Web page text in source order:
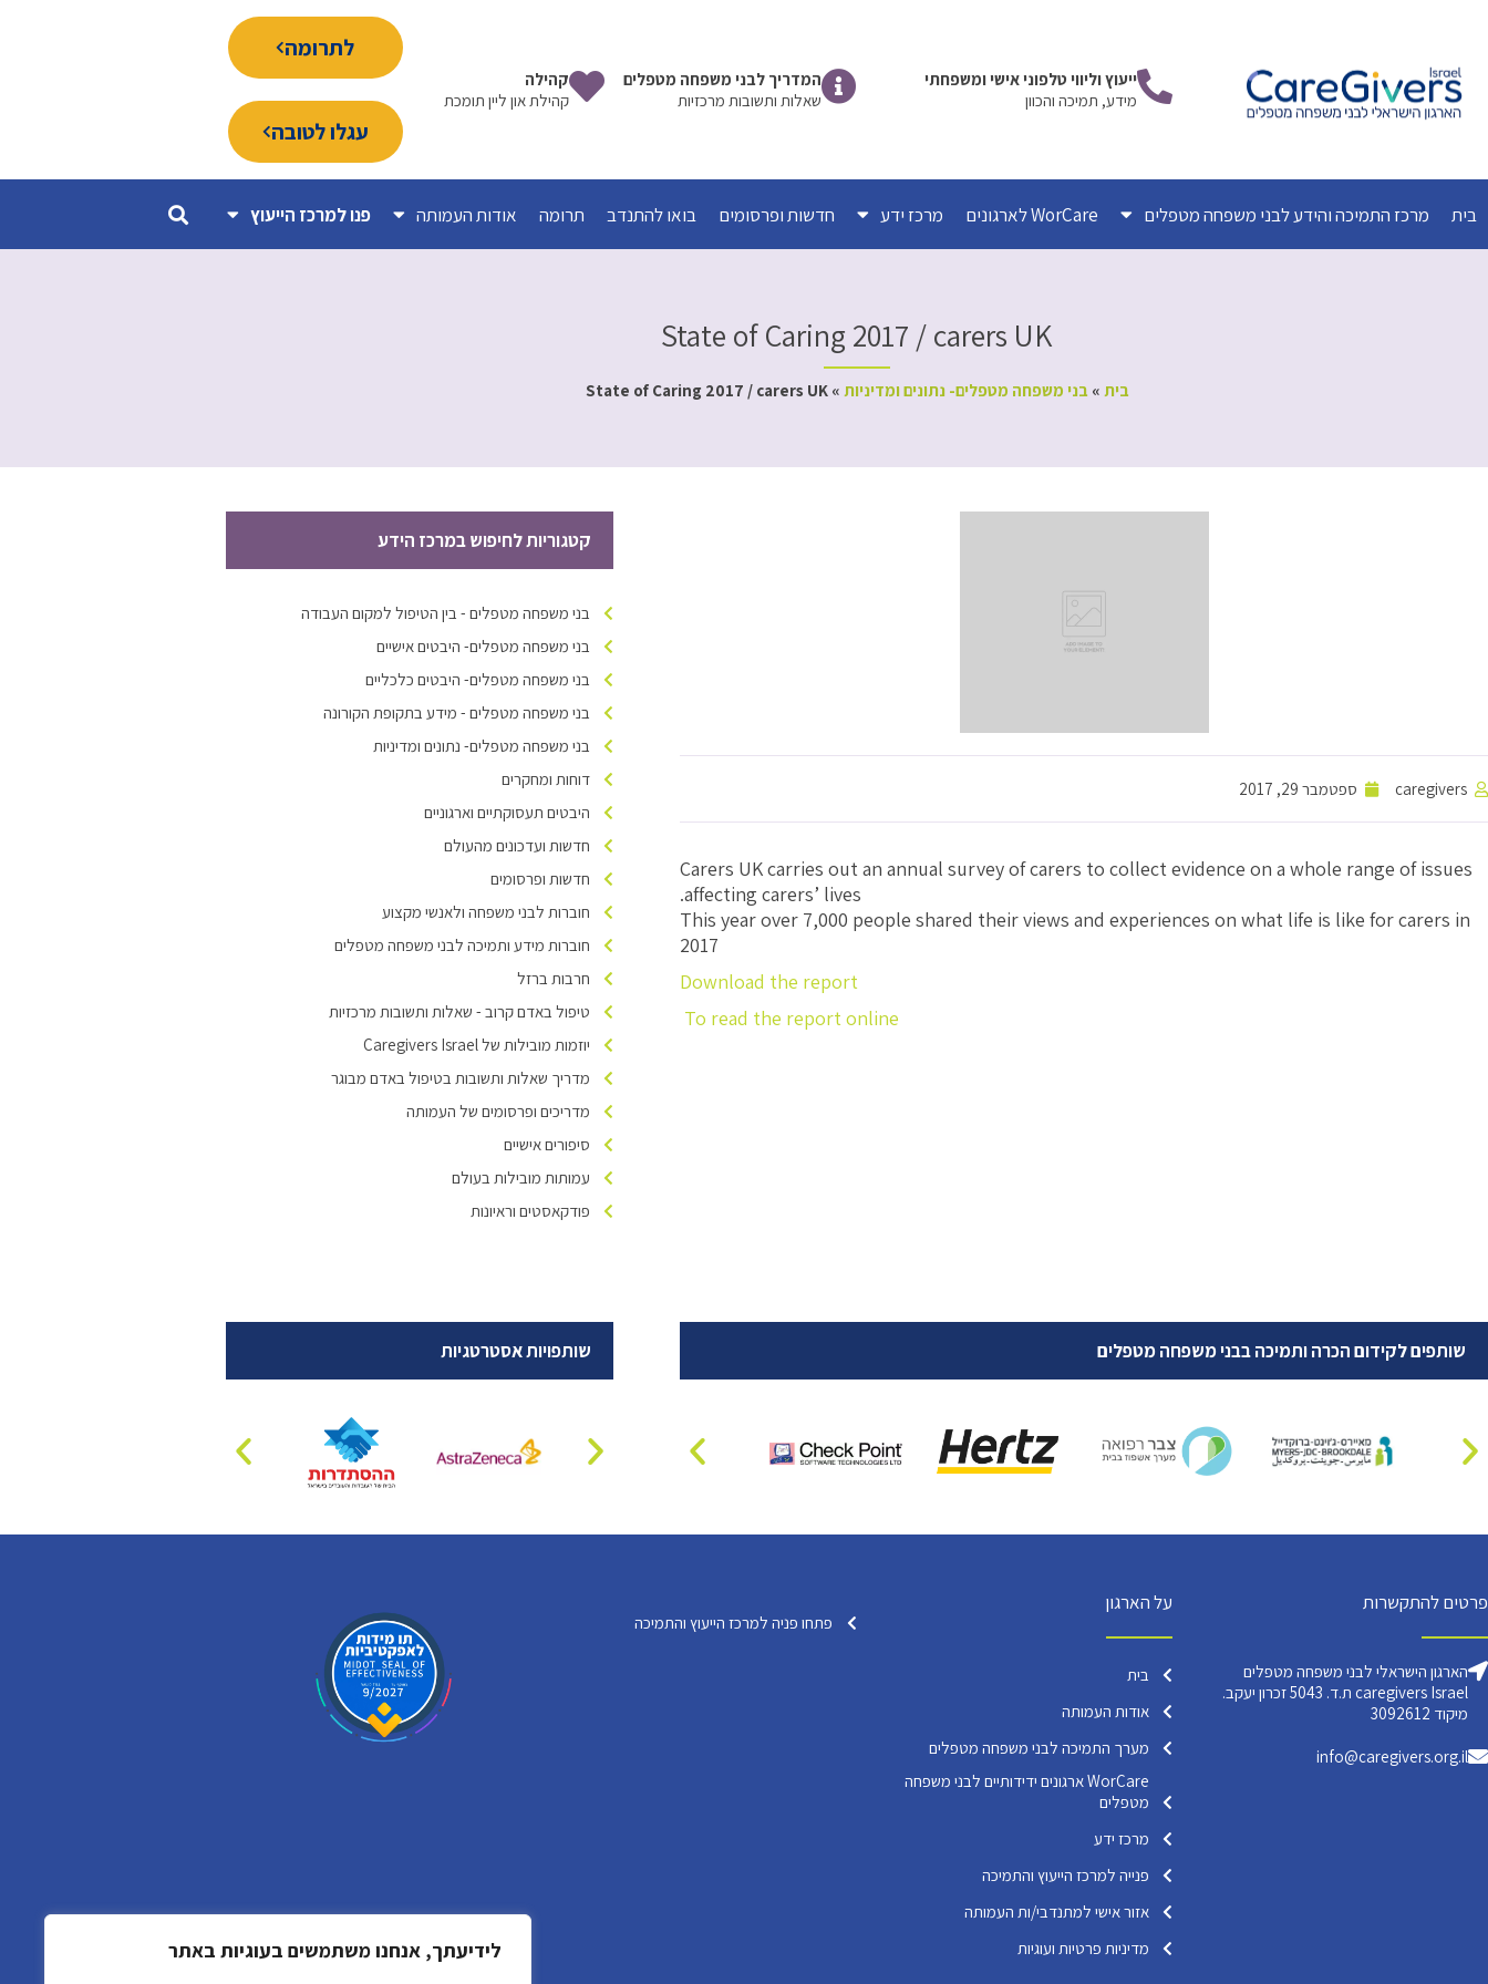
לידיעתך, אנחנו משתמשים בעוגיות באתר
ייעוץ וליווי טלפוני אישי ומשפחתי
מידע, תמיכה והכוון
המדריך לבני משפחה מטפלים
שאלות ותשובות מרכזיות
קהילה
קהילת און ליין תומכת
לתרומה
עגלו לטובה
בית מרכז התמיכה והידע לבני משפחה מטפלים WorCare לארגונים מרכז ידע חדשות ופרסומים בואו להתנדב תרומה אודות העמותה פנו למרכז הייעוץ
State of Caring 2017 / carers UK
בית »בני משפחה מטפלים- נתונים ומדיניות »
State of Caring 2017 / carers UK
caregivers ספטמבר 29, 2017
Carers UK carries out an annual survey of carers to collect evidence on a whole range of issues
affecting carers’ lives.
This year over 7,000 people shared their views and experiences on what life is like for carers in
2017
Download the report
To read the report online
קטגוריות לחיפוש במרכז הידע
בני משפחה מטפלים - בין הטיפול למקום העבודה
בני משפחה מטפלים- היבטים אישיים
בני משפחה מטפלים- היבטים כלכליים
בני משפחה מטפלים - מידע בתקופת הקורונה
בני משפחה מטפלים- נתונים ומדיניות
דוחות ומחקרים
היבטים תעסוקתיים וארגוניים
חדשות ועדכונים מהעולם
חדשות ופרסומים
חוברות לבני משפחה ולאנשי מקצוע
חוברות מידע ותמיכה לבני משפחה מטפלים
חרבות ברזל
טיפול באדם קרוב - שאלות ותשובות מרכזיות
יוזמות מובילות של Caregivers Israel
מדריך שאלות ותשובות בטיפול באדם מבוגר
מדריכים ופרסומים של העמותה
סיפורים אישיים
עמותות מובילות בעולם
פודקאסטים וראיונות
שותפים לקידום הכרה ותמיכה בבני משפחה מטפלים שותפויות אסטרטגיות
פרטים להתקשרות
הארגון הישראלי לבני משפחה מטפלים
caregivers Israel ת.ד. 5043 זכרון יעקב.
מיקוד 3092612
info@caregivers.org.il
על הארגון
בית
אודות העמותה
מערך התמיכה לבני משפחה מטפלים
WorCare ארגונים ידידותיים לבני משפחה
מטפלים
מרכז ידע
פנייה למרכז הייעוץ והתמיכה
אזור אישי למתנדבי/ות העמותה
מדיניות פרטיות ועוגיות
פתחו פניה למרכז הייעוץ והתמיכה